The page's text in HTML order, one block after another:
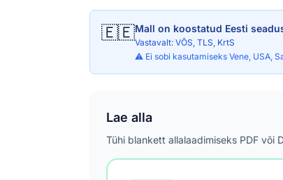
🇪🇪Mall on koostatud Eesti
Vastavalt: VÕS, TLS, KrtS
⚠️ Ei sobi kasutamiseks Vene, USA,
Lae alla
Tühi blankett allalaadimiseks PDF või